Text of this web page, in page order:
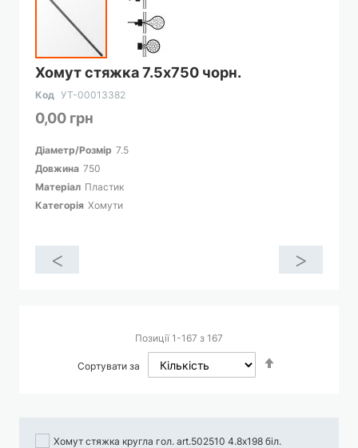
Хомут стяжка 7.5х750 чорн.
Код УТ-00013382
0,00 грн
Діаметр/Розмір 7.5
Довжина 750
Матеріал Пластик
Категорія Хомути
Перейти
до
початку
зображень
< >
Позиції1 -167 з 167
Сортувати за
Хомут стяжка кругла гол. art.502510 4.8х198 біл.